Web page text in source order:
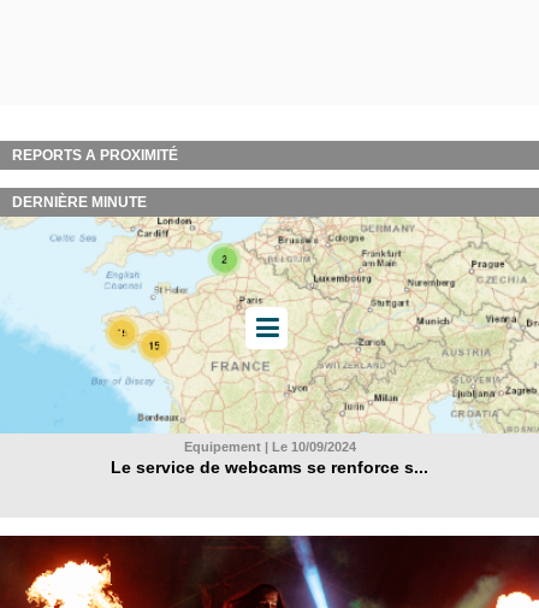
REPORTS A PROXIMITÉ
DERNIÈRE MINUTE
Equipement | Le 10/09/2024
Le service de webcams se renforce s...